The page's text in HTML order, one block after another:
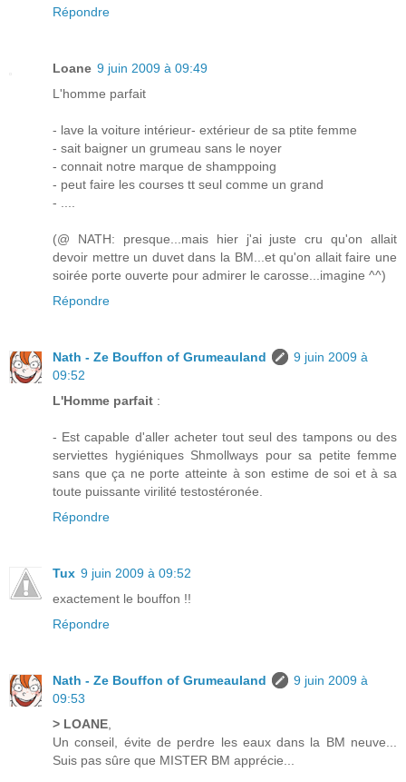
Répondre
Loane 9 juin 2009 à 09:49
L'homme parfait
- lave la voiture intérieur- extérieur de sa ptite femme
- sait baigner un grumeau sans le noyer
- connait notre marque de shamppoing
- peut faire les courses tt seul comme un grand
- ....
(@ NATH: presque...mais hier j'ai juste cru qu'on allait
devoir mettre un duvet dans la BM...et qu'on allait faire une
soirée porte ouverte pour admirer le carosse...imagine ^^)
Répondre
Nath - Ze Bouffon of Grumeauland
9 juin 2009 à
09:52
L'Homme parfait :
- Est capable d'aller acheter tout seul des tampons ou des
serviettes hygiéniques Shmollways pour sa petite femme
sans que ça ne porte atteinte à son estime de soi et à sa
toute puissante virilité testostéronée.
Répondre
Tux 9 juin 2009 à 09:52
exactement le bouffon !!
Répondre
Nath - Ze Bouffon of Grumeauland
9 juin 2009 à
09:53
> LOANE,
Un conseil, évite de perdre les eaux dans la BM neuve...
Suis pas sûre que MISTER BM apprécie...